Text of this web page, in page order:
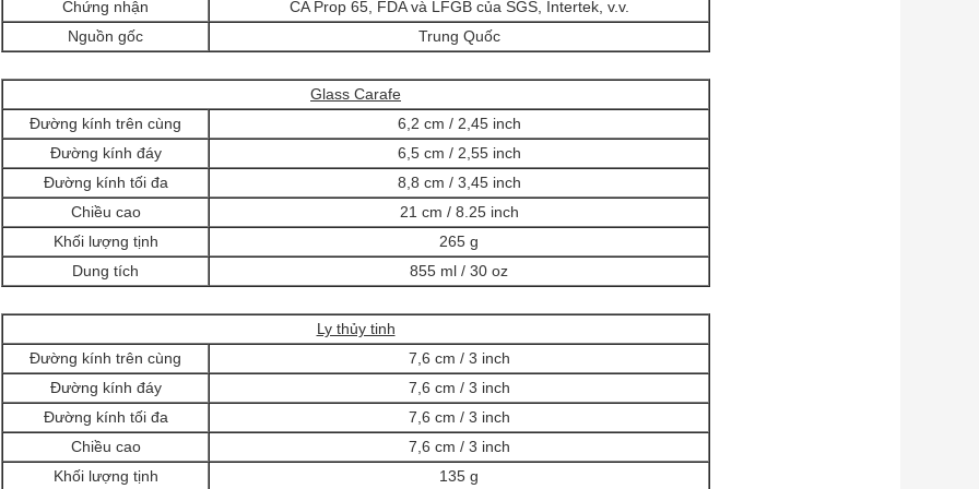
Chứng nhận
CA Prop 65, FDA và LFGB của SGS, Intertek, v.v.
Nguồn gốc
Trung Quốc
Glass Carafe
Đường kính trên cùng
6,2 cm / 2,45 inch
Đường kính đáy
6,5 cm / 2,55 inch
Đường kính tối đa
8,8 cm / 3,45 inch
Chiều cao
21 cm / 8.25 inch
Khối lượng tịnh
265 g
Dung tích
855 ml / 30 oz
Ly thủy tinh
Đường kính trên cùng
7,6 cm / 3 inch
Đường kính đáy
7,6 cm / 3 inch
Đường kính tối đa
7,6 cm / 3 inch
Chiều cao
7,6 cm / 3 inch
Khối lượng tịnh
135 g